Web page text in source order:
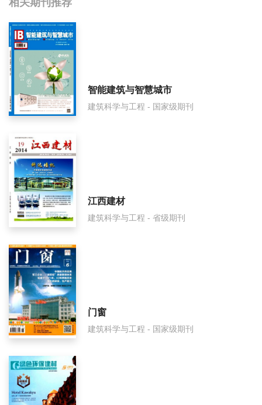
相关提问
四川建筑影响因子是多少？
四川建筑怎么样？
四川建筑面费如何收取？
四川建筑是什么级别刊物？
四川建筑审稿要多久？
四川建筑是国家级期刊吗？
相关期刊推荐
智能建筑与智慧城市
建筑科学与工程 - 国家级期刊
江西建材
建筑科学与工程 - 省级期刊
门窗
建筑科学与工程 - 国家级期刊